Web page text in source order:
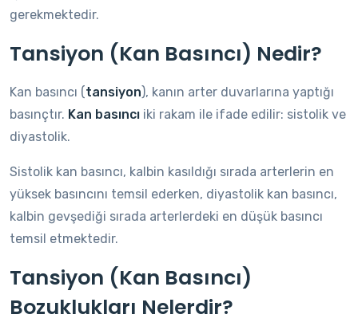
gerekmektedir.
Tansiyon (Kan Basıncı) Nedir?
Kan basıncı (tansiyon), kanın arter duvarlarına yaptığı
basınçtır. Kan basıncı iki rakam ile ifade edilir: sistolik ve
diyastolik.
Sistolik kan basıncı, kalbin kasıldığı sırada arterlerin en
yüksek basıncını temsil ederken, diyastolik kan basıncı,
kalbin gevşediği sırada arterlerdeki en düşük basıncı
temsil etmektedir.
Tansiyon (Kan Basıncı)
Bozuklukları Nelerdir?